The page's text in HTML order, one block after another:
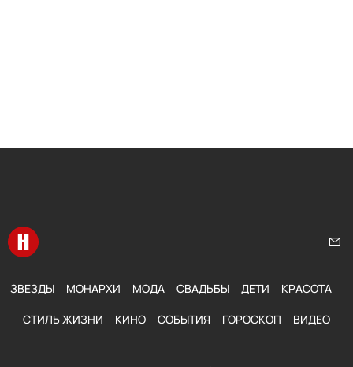
Перейти на главную
ЗВЕЗДЫ МОНАРХИ МОДА СВАДЬБЫ ДЕТИ КРАСОТА
СТИЛЬ ЖИЗНИ КИНО СОБЫТИЯ ГОРОСКОП ВИДЕО